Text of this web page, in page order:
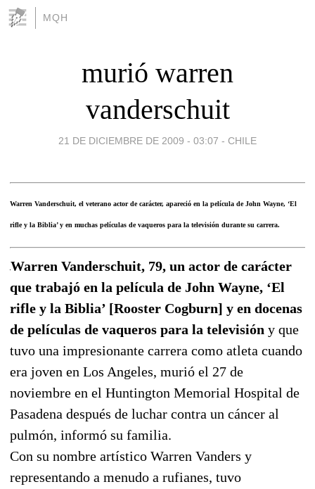
MQH
murió warren
vanderschuit
21 DE DICIEMBRE DE 2009 - 03:07 - CHILE
Warren Vanderschuit, el veterano actor de carácter, apareció en la película de John Wayne, ‘El
rifle y la Biblia’ y en muchas películas de vaqueros para la televisión durante su carrera.
Warren Vanderschuit, 79, un actor de carácter
que trabajó en la película de John Wayne, ‘El
rifle y la Biblia’ [Rooster Cogburn] y en docenas
de películas de vaqueros para la televisión y que
tuvo una impresionante carrera como atleta cuando
era joven en Los Angeles, murió el 27 de
noviembre en el Huntington Memorial Hospital de
Pasadena después de luchar contra un cáncer al
pulmón, informó su familia.
Con su nombre artístico Warren Vanders y
representando a menudo a rufianes, tuvo